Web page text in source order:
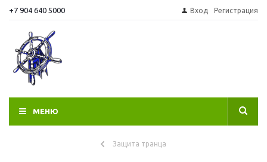
+7 904 640 5000 Вход Регистрация
МЕНЮ
Защита транца